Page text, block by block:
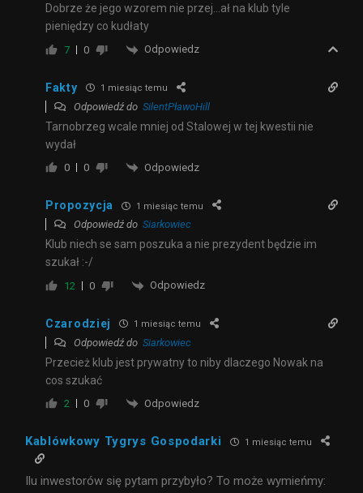
Dobrze że jego wzorem nie przej…ał na klub tyle
pieniędzy co kudłaty
7 0 Odpowiedz
Fakty 1 miesiąc temu
Odpowiedź do SilentPławoHill
Tarnobrzeg wcale mniej od Stalowej w tej kwestii nie
wydał
0 0 Odpowiedz
Propozycja 1 miesiąc temu
Odpowiedź do Siarkowiec
Klub niech se sam poszuka a nie prezydent będzie im
szukał :-/
12 0 Odpowiedz
Czarodziej 1 miesiąc temu
Odpowiedź do Siarkowiec
Przecież klub jest prywatny to niby dlaczego Nowak na
cos szukać
2 0 Odpowiedz
Kablówkowy Tygrys Gospodarki 1 miesiąc temu
Ilu inwestorów się pytam przybyło? To może wymieńmy: